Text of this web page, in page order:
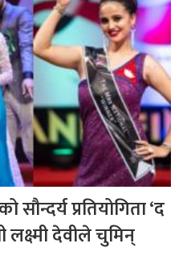
प्रतियोगिता ‘द
देवीले चुमिन्